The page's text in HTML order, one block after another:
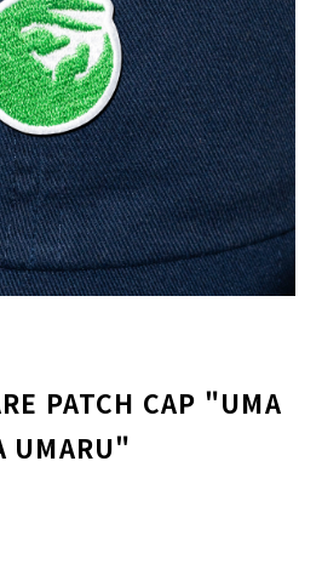
PATCH CAP "UMA
UMARU"